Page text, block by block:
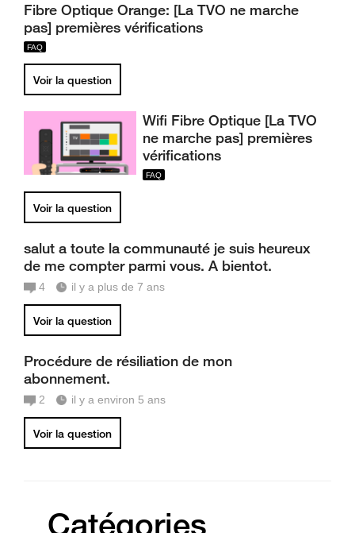
Fibre Optique Orange: [La TVO ne marche
pas] premières vérifications
Voir la question
Wifi Fibre Optique [La TVO
ne marche pas] premières
vérifications
Voir la question
salut a toute la communauté je suis heureux
de me compter parmi vous. A bientot.
4 il y a plus de 7 ans
Voir la question
Procédure de résiliation de mon
abonnement.
2 il y a environ 5 ans
Voir la question
Catégories